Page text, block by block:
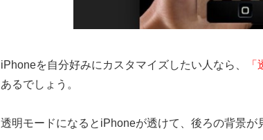
iPhoneを自分好みにカスタマイズしたい人なら、
あるでしょう。
透明モードになるとiPhoneが透けて、後ろの背景が